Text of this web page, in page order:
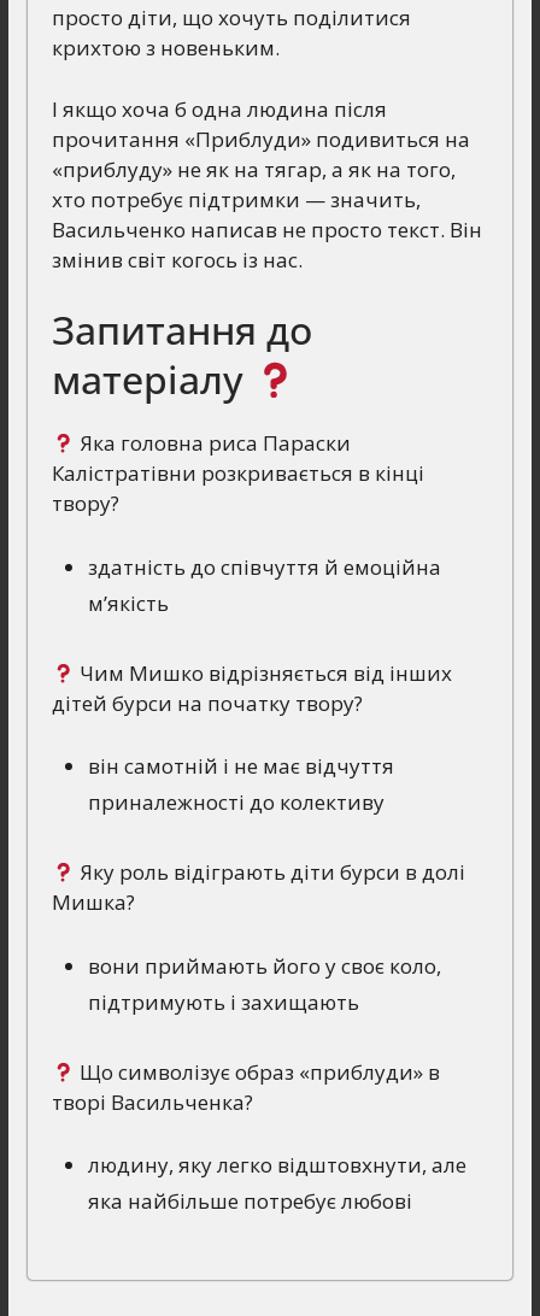
просто діти, що хочуть поділитися
крихтою з новеньким.
І якщо хоча б одна людина після
прочитання «Приблуди» подивиться на
«приблуду» не як на тягар, а як на того,
хто потребує підтримки — значить,
Васильченко написав не просто текст. Він
змінив світ когось із нас.
Запитання до
матеріалу
Яка головна риса Параски
Калістратівни розкривається в кінці
твору?
здатність до співчуття й емоційна
м’якість
Чим Мишко відрізняється від інших
дітей бурси на початку твору?
він самотній і не має відчуття
приналежності до колективу
Яку роль відіграють діти бурси в долі
Мишка?
вони приймають його у своє коло,
підтримують і захищають
Що символізує образ «приблуди» в
творі Васильченка?
людину, яку легко відштовхнути, але
яка найбільше потребує любові